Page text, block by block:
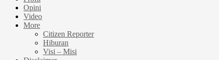
Opini
Video
More
Citizen Reporter
Hiburan
Visi – Misi